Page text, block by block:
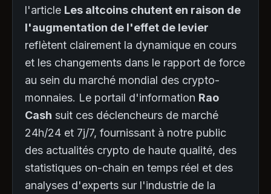
l'article Les altcoins chutent en raison de
l'augmentation de l'effet de levier
reflètent clairement la dynamique en cours
et les changements dans le rapport de force
au sein du marché mondial des crypto-
monnaies. Le portail d'information Rao
Cash suit ces déclencheurs de marché
24h/24 et 7j/7, fournissant à notre public
des actualités crypto de haute qualité, des
statistiques on-chain en temps réel et des
analyses d'experts sur l'industrie de la